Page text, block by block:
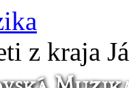
z kraja